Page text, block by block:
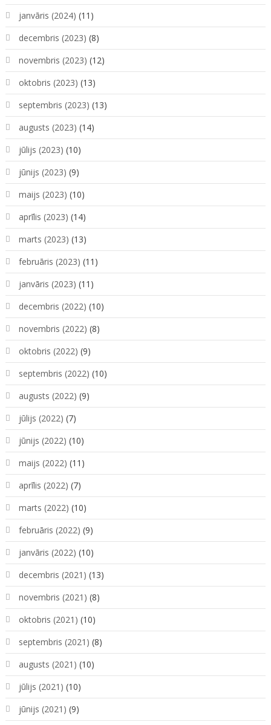
janvāris (2024) (11)
decembris (2023) (8)
novembris (2023) (12)
oktobris (2023) (13)
septembris (2023) (13)
augusts (2023) (14)
jūlijs (2023) (10)
jūnijs (2023) (9)
maijs (2023) (10)
aprīlis (2023) (14)
marts (2023) (13)
februāris (2023) (11)
janvāris (2023) (11)
decembris (2022) (10)
novembris (2022) (8)
oktobris (2022) (9)
septembris (2022) (10)
augusts (2022) (9)
jūlijs (2022) (7)
jūnijs (2022) (10)
maijs (2022) (11)
aprīlis (2022) (7)
marts (2022) (10)
februāris (2022) (9)
janvāris (2022) (10)
decembris (2021) (13)
novembris (2021) (8)
oktobris (2021) (10)
septembris (2021) (8)
augusts (2021) (10)
jūlijs (2021) (10)
jūnijs (2021) (9)